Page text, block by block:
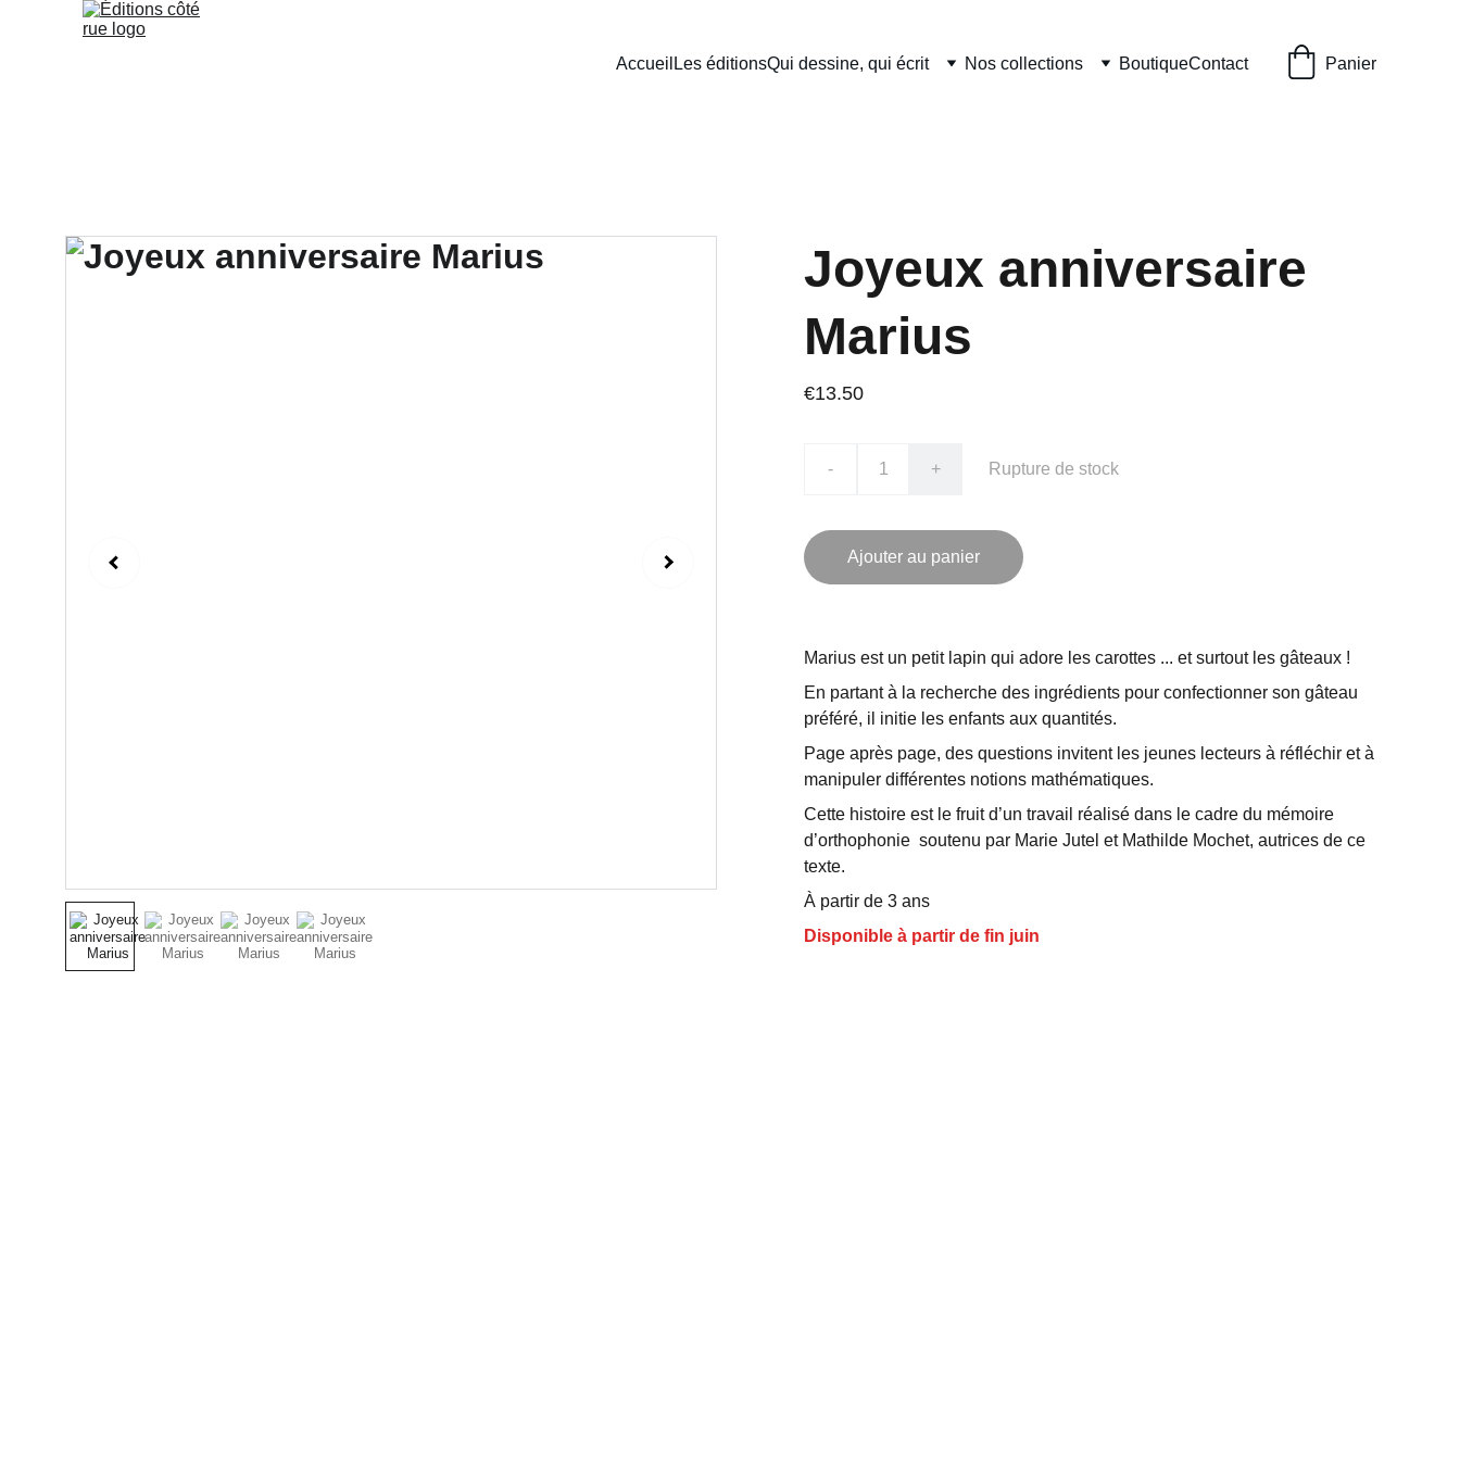
Accueil Les éditionsQui dessine, qui écrit Nos collections BoutiqueContact Panier
Joyeux anniversaire
Marius
€13.50
- + Rupture de stock
Ajouter au panier
Marius est un petit lapin qui adore les carottes ... et surtout les gâteaux !
En partant à la recherche des ingrédients pour confectionner son gâteau
préféré, il initie les enfants aux quantités.
Page après page, des questions invitent les jeunes lecteurs à réfléchir et à
manipuler différentes notions mathématiques.
Cette histoire est le fruit d’un travail réalisé dans le cadre du mémoire
d’orthophonie soutenu par Marie Jutel et Mathilde Mochet, autrices de ce
texte.
À partir de 3 ans
Disponible à partir de fin juin